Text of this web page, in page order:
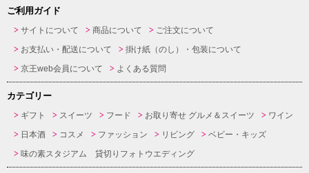
ご利用ガイド
サイトについて 商品について
ご注文について
お支払い・配送について
掛け紙（のし）・包装について
京王web会員について
よくある質問
カテゴリー
ギフト スイーツ フード お取り寄せ グルメ＆スイーツ
ワイン
日本酒
コスメ ファッション リビング
ベビー・キッズ
味の素スタジアム 貸切りフォトウエディング